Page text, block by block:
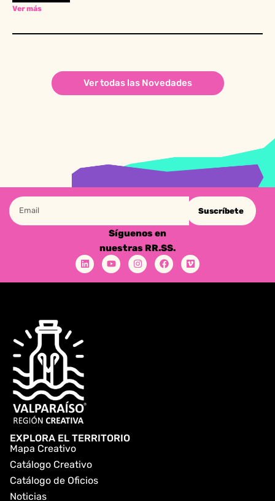
Ver más
Ver todas las Novedades
Suscríbete
Síguenos en
nuestras RR.SS.
EXPLORA EL TERRITORIO
Mapa Creativo
Catálogo Creativo
Catálogo de Oficios
Noticias